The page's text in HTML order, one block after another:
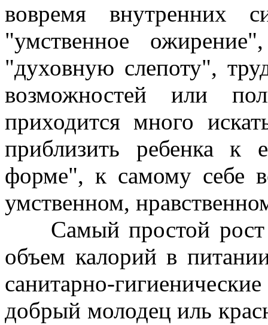
вовремя внутренних
"умственное
"духовную слепоту",
возможностей или
приходится много
приблизить ребенка к
форме", к самому себе
умственном,
Самый простой рост
объем калорий в
санитарно-
добрый молодец иль